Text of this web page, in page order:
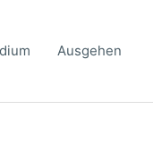
Ausgehen